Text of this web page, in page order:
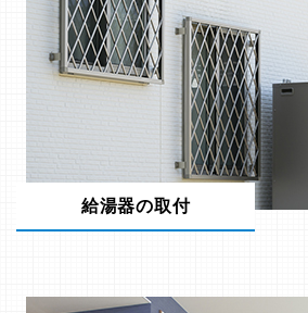
給湯器の取付